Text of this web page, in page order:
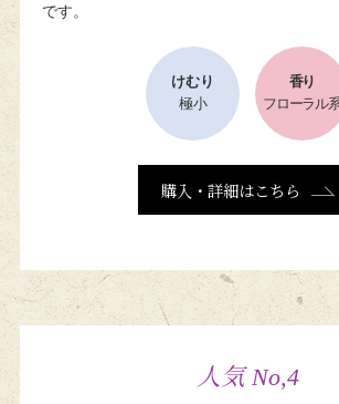
です。
けむり
極小
香り
フローラル
購入・詳細はこちら
人気 No,4